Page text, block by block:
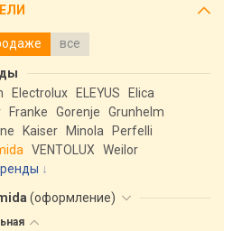
все
Electrolux ELEYUS
Elica
Franke Gorenje
Grunhelm
Kaiser Minola
Perfelli
VENTOLUX
Weilor
(оформление)